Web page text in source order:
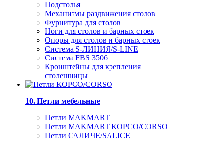
Подстолья
Механизмы раздвижения столов
Фурнитура для столов
Ноги для столов и барных стоек
Опоры для столов и барных стоек
Система S-ЛИНИЯ/S-LINE
Система FBS 3506
Кронштейны для крепления
столешницы
10. Петли мебельные
Петли MAKMART
Петли MAKMART КОРСО/CORSO
Петли САЛИЧЕ/SALICE